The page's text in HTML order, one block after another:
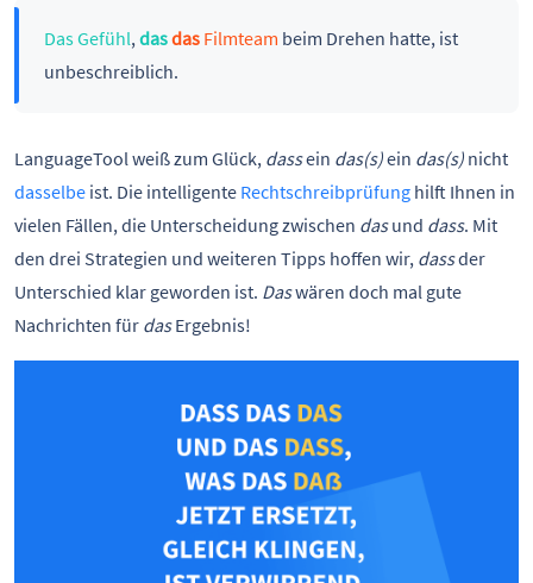
Das Gefühl,dasdasFilmteam beim Drehen hatte, ist
unbeschreiblich.
LanguageTool weiß zum Glück, dassein das(s)ein das(s) nicht
dasselbe ist. Die intelligente Rechtschreibprüfung hilft Ihnen in
vielen Fällen, die Unterscheidung zwischen dasund dass. Mit
den drei Strategien und weiteren Tipps hoffen wir, dassder
Unterschied klar geworden ist. Daswären doch mal gute
Nachrichten für dasErgebnis!